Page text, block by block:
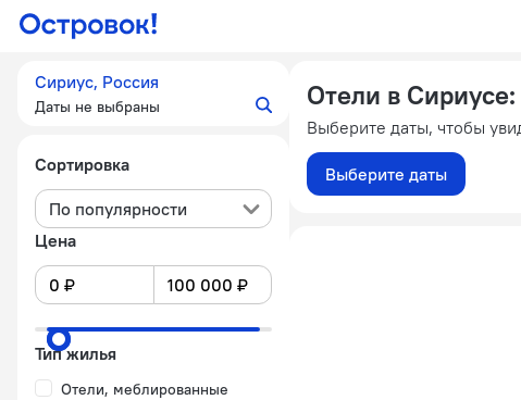
Сириус, Россия
Даты не выбраны
Сортировка
По популярности
Цена
Тип жилья
Отели, меблированные
Отели в Сириусе
Выберите даты, чтобы
Выберите даты